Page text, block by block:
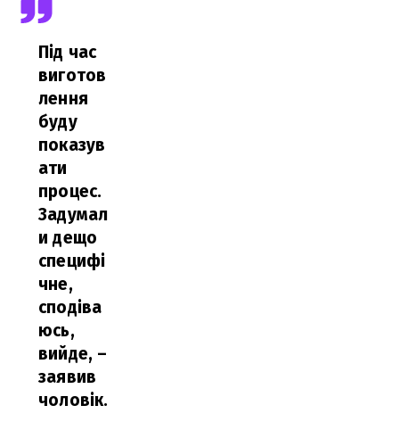
Під час
виготов
лення
буду
показув
ати
процес.
Задумал
и дещо
специфі
чне,
сподіва
юсь,
вийде, –
заявив
чоловік.